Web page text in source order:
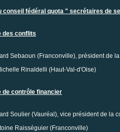
conseil fédéral quota " secrétaires de
des conflits
Sebaoun (Franconville), président de
Rinaldelli (Haut-Val-d'Oise)
de contrôle financier
Soulier (Vauréal), vice président de la
Raisséguier (Franconville)